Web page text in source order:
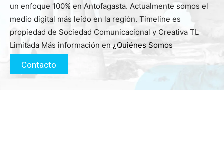
un enfoque 100% en Antofagasta. Actualmente somos el
medio digital más leído en la región. Timeline es
propiedad de Sociedad Comunicacional y Creativa TL
Limitada Más información en ¿Quiénes Somos
Contacto